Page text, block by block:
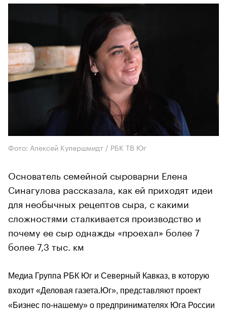
Фото: Алексей Купершмидт / РБК ТВ Юг
Основатель семейной сыроварни Елена
Синагулова рассказала, как ей приходят идеи
для необычных рецептов сыра, с какими
сложностями сталкивается производство и
почему ее сыр однажды «проехал» более 7
более 7,3 тыс. км
Медиа Группа РБК Юг и Северный Кавказ, в которую
входит «Деловая газета.Юг», представляют проект
«Бизнес по-нашему» о предпринимателях Юга России